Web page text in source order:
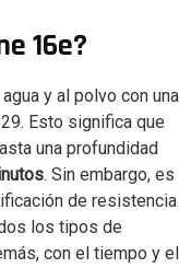
16e?
y al polvo con una
Esto significa que
una profundidad
. Sin embargo, es
de resistencia
los tipos de
con el tiempo y el